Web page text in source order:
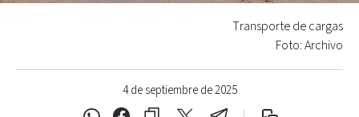
4 de septiembre de 2025
Transporte de cargas
Foto: Archivo